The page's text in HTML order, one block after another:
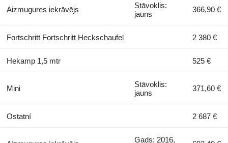
Aizmugures iekrāvējs
Stāvoklis:
jauns
366,90 €
Fortschritt Fortschritt Heckschaufel 2 380 €
Hekamp 1,5 mtr 525 €
Mini
Stāvoklis:
jauns
371,60 €
Ostatní 2 687 €
Gads: 2016,